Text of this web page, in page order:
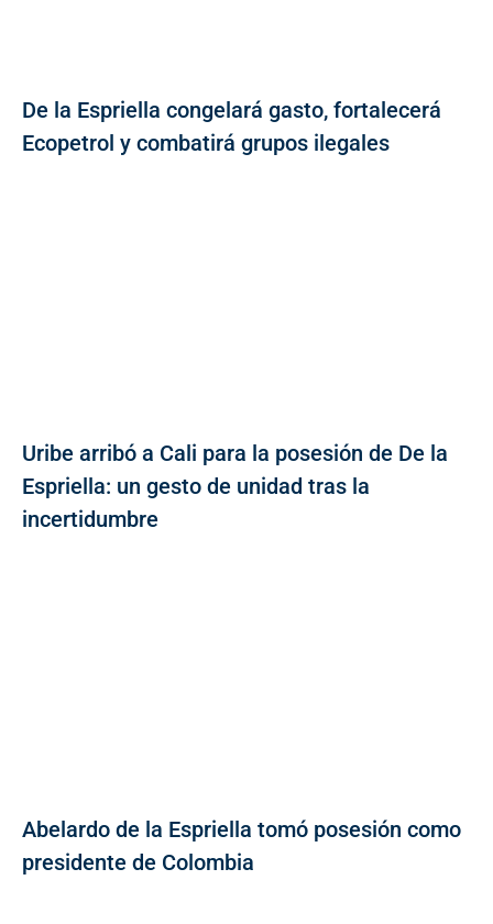
De la Espriella congelará gasto, fortalecerá
Ecopetrol y combatirá grupos ilegales
Uribe arribó a Cali para la posesión de De la
Espriella: un gesto de unidad tras la
incertidumbre
Abelardo de la Espriella tomó posesión como
presidente de Colombia